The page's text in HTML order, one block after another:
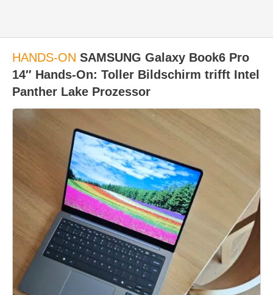
HANDS-ON SAMSUNG Galaxy Book6 Pro
14″ Hands-On: Toller Bildschirm trifft Intel
Panther Lake Prozessor